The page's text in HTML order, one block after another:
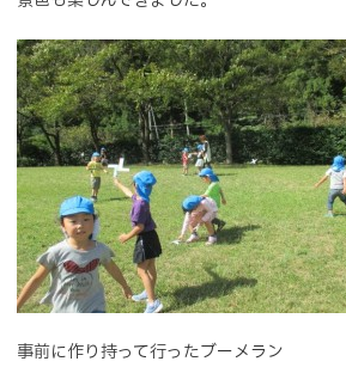
事前に作り持って行ったブーメラン